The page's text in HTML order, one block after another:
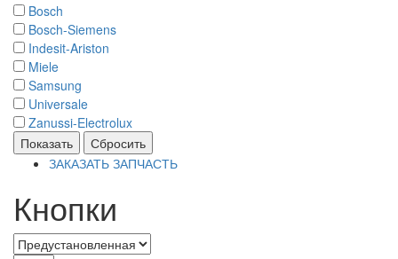
Bosch
Bosch-Siemens
Indesit-Ariston
Miele
Samsung
Universale
Zanussi-Electrolux
Показать
Сбросить
ЗАКАЗАТЬ ЗАПЧАСТЬ
Кнопки